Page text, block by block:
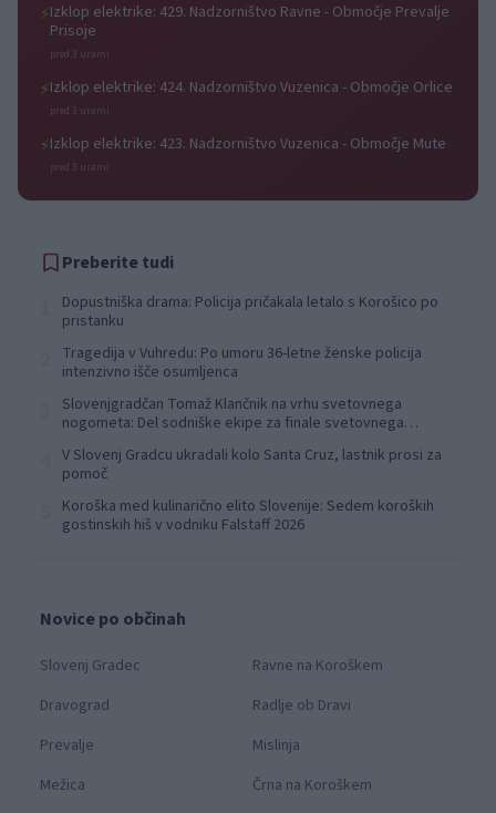
⚡Izklop elektrike: 429. Nadzorništvo Ravne - Območje Prevalje
Prisoje
pred 3 urami
⚡Izklop elektrike: 424. Nadzorništvo Vuzenica - Območje Orlice
pred 3 urami
⚡Izklop elektrike: 423. Nadzorništvo Vuzenica - Območje Mute
pred 3 urami
Preberite tudi
Dopustniška drama: Policija pričakala letalo s Korošico po
pristanku
Tragedija v Vuhredu: Po umoru 36-letne ženske policija
intenzivno išče osumljenca
Slovenjgradčan Tomaž Klančnik na vrhu svetovnega
nogometa: Del sodniške ekipe za finale svetovnega
V Slovenj Gradcu ukradali kolo Santa Cruz, lastnik prosi za
pomoč
Koroška med kulinarično elito Slovenije: Sedem koroških
gostinskih hiš v vodniku Falstaff 2026
Novice po občinah
Slovenj Gradec
Ravne na Koroškem
Dravograd
Radlje ob Dravi
Prevalje
Mislinja
Mežica
Črna na Koroškem